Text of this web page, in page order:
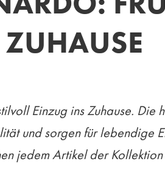
ZUHAUSE
Einzug ins Zuhause.
und sorgen für lebendige
jedem Artikel der